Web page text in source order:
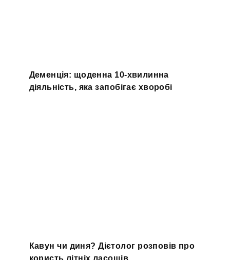
Деменція: щоденна 10-хвилинна
діяльність, яка запобігає хворобі
Кавун чи диня? Дієтолог розповів про
користь літніх ласощів